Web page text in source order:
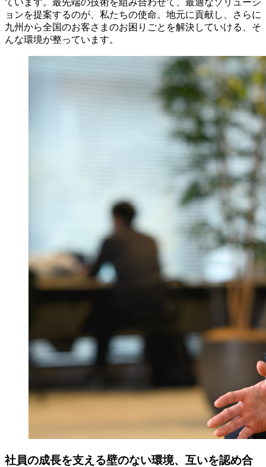
ています。最先端の技術を組み合わせて、最適なソリューシ
ョンを提案するのが、私たちの使命。地元に貢献し、さらに
九州から全国のお客さまのお困りごとを解決していける、そ
んな環境が整っています。
社員の成長を支える壁のない環境、互いを認め合